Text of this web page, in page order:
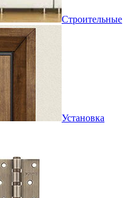
Строительные
Установка